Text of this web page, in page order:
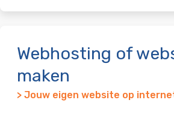
Webhosting of
maken
> Jouw eigen website op